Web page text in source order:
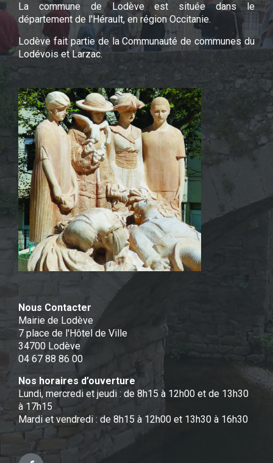
La commune de Lodève est située dans le
département de l'Hérault, en région Occitanie.
Lodève fait partie de la Communauté de communes du
Lodévois et Larzac.
Nous Contacter
Mairie de Lodève
7 place de l'Hôtel de Ville
34700 Lodève
04 67 88 86 00
Nos horaires d’ouverture
Lundi, mercredi et jeudi : de 8h15 à 12h00 et de 13h30
à 17h15
Mardi et vendredi : de 8h15 à 12h00 et 13h30 à 16h30